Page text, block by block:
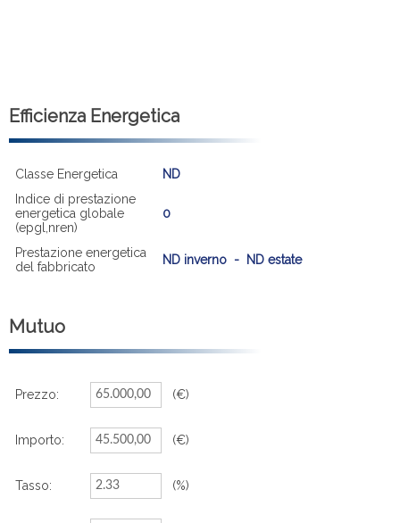
Efficienza Energetica
Classe Energetica
ND
Indice di prestazione
energetica globale
(epgl,nren)
0
Prestazione energetica
del fabbricato
ND inverno - ND estate
Mutuo
Prezzo: (€)
Importo: (€)
Tasso: (%)